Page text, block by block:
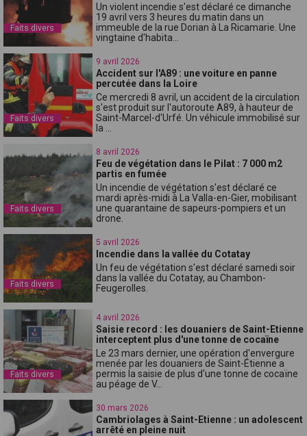
Faits divers
Un violent incendie s'est déclaré ce dimanche
19 avril vers 3 heures du matin dans un
immeuble de la rue Dorian à La Ricamarie. Une
vingtaine d'habita...
Faits divers
9 avril 2026
Accident sur l'A89 : une voiture en panne
percutée dans la Loire
Ce mercredi 8 avril, un accident de la circulation
s'est produit sur l'autoroute A89, à hauteur de
Saint-Marcel-d'Urfé. Un véhicule immobilisé sur
la ...
Faits divers
8 avril 2026
Feu de végétation dans le Pilat : 7 000 m2
partis en fumée
Un incendie de végétation s'est déclaré ce
mardi après-midi à La Valla-en-Gier, mobilisant
une quarantaine de sapeurs-pompiers et un
drone.
Faits divers
5 avril 2026
Incendie dans la vallée du Cotatay
Un feu de végétation s'est déclaré samedi soir
dans la vallée du Cotatay, au Chambon-
Feugerolles.
Faits divers
4 avril 2026
Saisie record : les douaniers de Saint-Etienne
interceptent plus d'une tonne de cocaïne
Le 23 mars dernier, une opération d'envergure
menée par les douaniers de Saint-Étienne a
permis la saisie de plus d'une tonne de cocaïne
au péage de V...
30 mars 2026
Cambriolages à Saint-Etienne : un adolescent
arrêté en pleine nuit